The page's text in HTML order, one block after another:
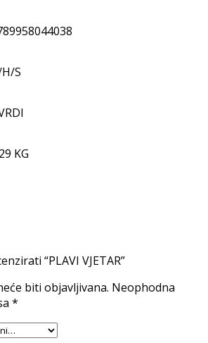
S
KG
“PLAVI VJETAR”
biti objavljivana. Neophodna
*